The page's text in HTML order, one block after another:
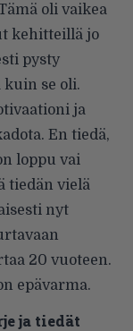
oli vaikea
kehitteillä jo
pysty
kuin se oli.
ja
En tiedä,
loppu vai
tiedän vielä
nyt
20 vuoteen.
epävarma.
ja tiedät